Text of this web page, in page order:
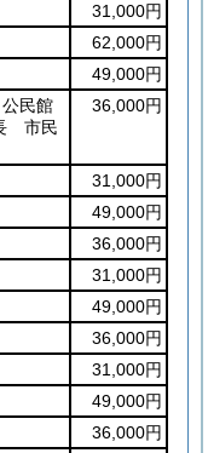
31,000円
62,000円
49,000円
民館
市民
36,000円
31,000円
49,000円
36,000円
31,000円
49,000円
36,000円
31,000円
49,000円
36,000円